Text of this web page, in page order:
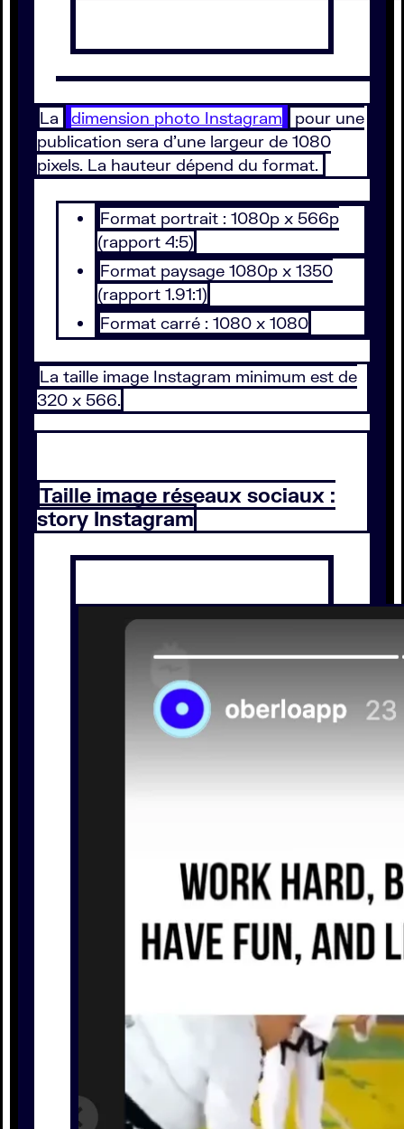
La dimension photo Instagram
pour une
publication sera d’une largeur de 1080
pixels. La hauteur dépend du format.
Format portrait : 1080p x 566p
(rapport 4:5)
Format paysage 1080p x 1350
(rapport 1.91:1)
Format carré : 1080 x 1080
La taille image Instagram minimum est de
320 x 566.
Taille image réseaux sociaux :
story Instagram